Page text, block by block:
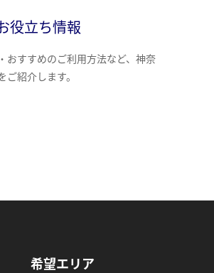
役立ち情報
おすすめのご利用方法など、神奈
紹介します。
希望エリア